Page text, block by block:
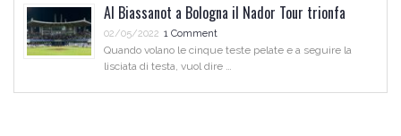
Al Biassanot a Bologna il Nador Tour trionfa
02/05/2022 1 Comment
Quando volano le cinque teste pelate e a seguire la
lisciata di testa, vuol dire …